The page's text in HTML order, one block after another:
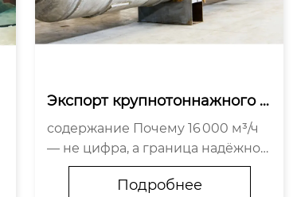
Экспорт крупнотоннажного о
борудования для разделения
воздуха
содержание Почему 16 000 м³/ч
— не цифра, а граница надёжнос
ти Что скрывает «крупнотоннажн
ость» за цифрами Сертификаты
Подробнее